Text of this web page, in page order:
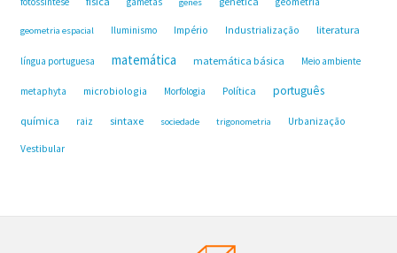
geometria espacial Iluminismo Império Industrialização literatura
língua portuguesa matemática matemática básica Meio ambiente
metaphyta microbiologia Morfologia Política português
química raiz sintaxe sociedade trigonometria Urbanização
Vestibular